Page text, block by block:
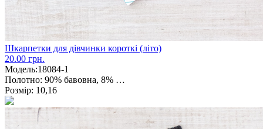
Шкарпетки для дівчинки короткі (літо)
20.00 грн.
Модель:18084-1
Полотно: 90% бавовна, 8% …
Розмір: 10,16